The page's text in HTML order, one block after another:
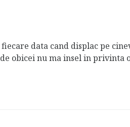
data cand displac pe
obicei nu ma insel in privinta